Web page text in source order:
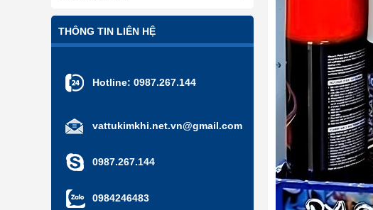
THÔNG TIN LIÊN HỆ
Hotline: 0987.267.144
vattukimkhi.net.vn@gmail.com
0987.267.144
0984246483